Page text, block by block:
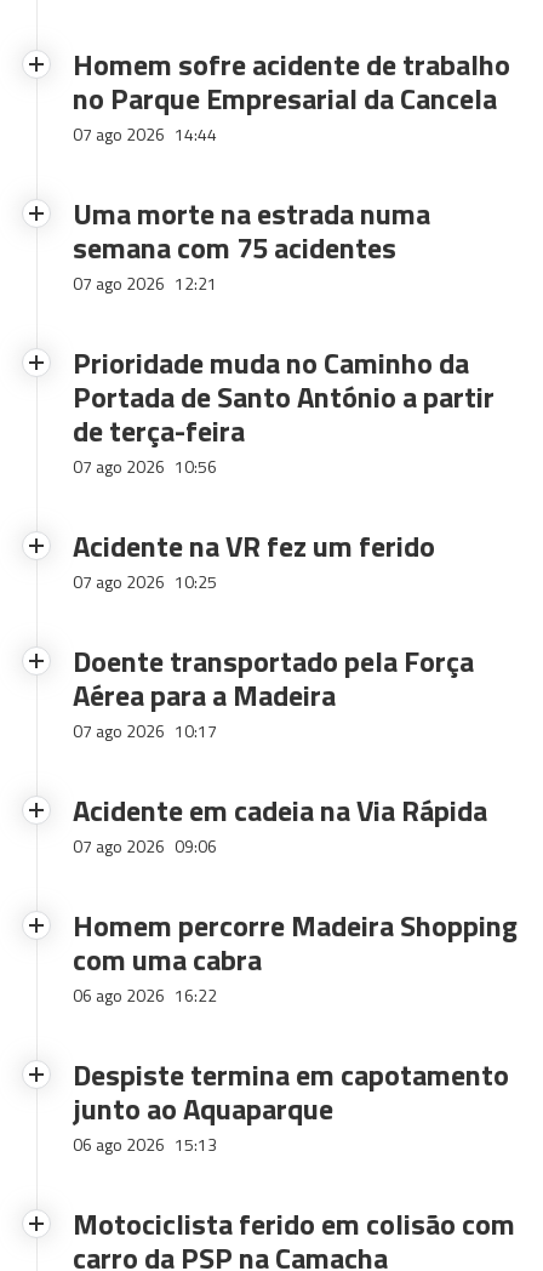
Homem sofre acidente de trabalho
no Parque Empresarial da Cancela
07 ago 2026 14:44
Uma morte na estrada numa
semana com 75 acidentes
07 ago 2026 12:21
Prioridade muda no Caminho da
Portada de Santo António a partir
de terça-feira
07 ago 2026 10:56
Acidente na VR fez um ferido
07 ago 2026 10:25
Doente transportado pela Força
Aérea para a Madeira
07 ago 2026 10:17
Acidente em cadeia na Via Rápida
07 ago 2026 09:06
Homem percorre Madeira Shopping
com uma cabra
06 ago 2026 16:22
Despiste termina em capotamento
junto ao Aquaparque
06 ago 2026 15:13
Motociclista ferido em colisão com
carro da PSP na Camacha